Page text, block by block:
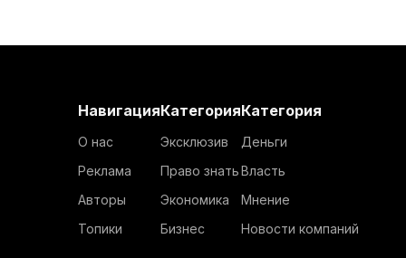
Навигация
О нас
Реклама
Авторы
Топики
Категория
Эксклюзив
Право знать
Экономика
Бизнес
Категория
Деньги
Власть
Мнение
Новости компаний